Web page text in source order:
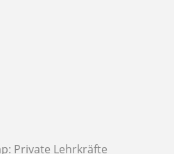
Private Lehrkräfte